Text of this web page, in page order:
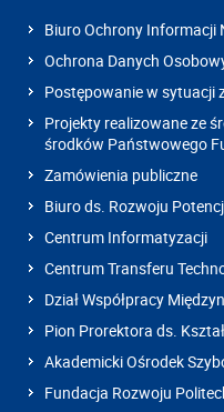
Biuro Ochrony Informacji
Ochrona Danych
Postępowanie w sytuacji
Projekty realizowane ze
środków Państwowego
Zamówienia publiczne
Biuro ds. Rozwoju
Centrum Informatyzacji
Centrum Transferu
Dział Współpracy
Pion Prorektora ds.
Akademicki Ośrodek
Fundacja Rozwoju